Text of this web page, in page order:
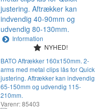
Information
NYHED!
BATO Aftrækker 160x150mm. 2-
arms med metal clips lås for Quick
justering. Aftrækker kan indvendig
65-150mm og udvendig 115-
210mm.
Varenr: 85403